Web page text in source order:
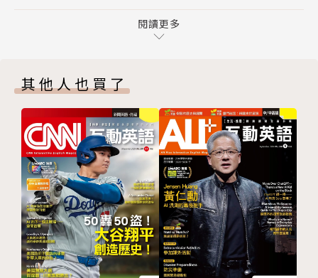
e：Major US Tech Companies Slash Staff at a Re
bies：Embryos Frozen Three Decades Ago Beco
me Twins
威爾．史密斯談奧斯卡摑掌事件 An Infamous Slap：
Will Smith Addresses Hitting Chris Rock at the
Oscars
音樂、遊行、沙丁魚 里斯本聖安東尼的饗宴 The Mar
ch Goes On：Joining in the Festivities at Lisbo
n’s Feast of St. Anthony Celebrations
英國王位準繼承人 威廉王子成長史 Evolution of a R
oyal：How Prince William Grew into the Role of
老師加入背景分析，編寫學習重點，讓您確實掌握全球
聽懂CNN是很多學習英語的朋友可望不可及的目標，
也是國內許多大專院校教授指定的英語訓練教材，更是
國人練習英語聽力的最佳選擇，想學好英語，最重要的
就是環境，有好的語言學習環境才能快速吸收，《CN
N互動英語》讓讀者不用出國也能體驗最優質的學習環
境，用流利英語掌握世界脈動。
閱讀更多
其他人也買了